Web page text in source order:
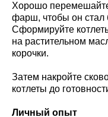
Хорошо
фарш, чтобы он
Сформируйте
на растительном
корочки.
Затем накройте
котлеты до
Личный опыт